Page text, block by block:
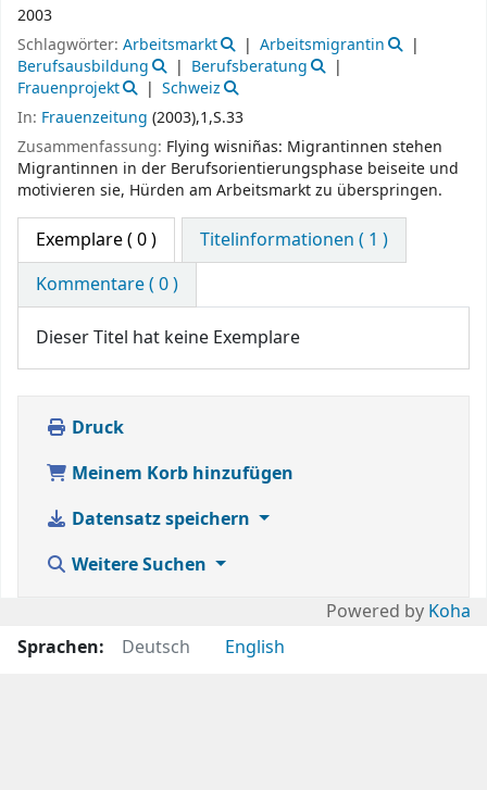
2003
Schlagwörter: Arbeitsmarkt
Arbeitsmigrantin
Berufsausbildung
Berufsberatung
Frauenprojekt
Schweiz
In: Frauenzeitung (2003),1,S.33
Zusammenfassung: Flying wisniñas: Migrantinnen stehen
Migrantinnen in der Berufsorientierungsphase beiseite und
motivieren sie, Hürden am Arbeitsmarkt zu überspringen.
Exemplare( 0 )
Titelinformationen ( 1 )
Kommentare ( 0 )
Dieser Titel hat keine Exemplare
Druck
Meinem Korb hinzufügen
Datensatz speichern
Weitere Suchen
Powered by Koha
Sprachen:
Deutsch English